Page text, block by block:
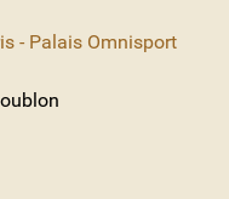
- Palais Omnisport